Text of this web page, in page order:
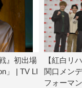
7・15～11・45
スあり
https://
』初出場
」 | TV LI
【紅白リ
関口メン
フォーマ